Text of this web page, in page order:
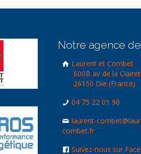
Notre agence
Laurent et Combet
600B av de la
26150 Die (France)
04 75 22 01 90
laurent-
combet.fr
Suivez-nous sur